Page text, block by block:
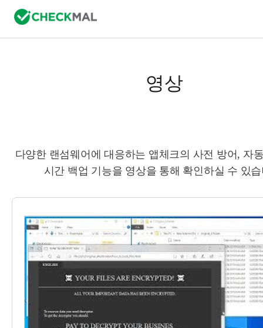
영상
다양한 랜섬웨어에 대응하는 앱체크의 사전 방어, 자
시간 백업 기능을 영상을 통해 확인하실 수 있